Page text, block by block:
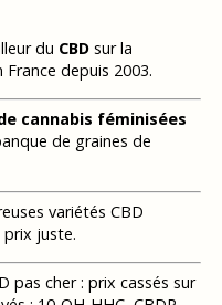
du CBDsur la
depuis 2003.
cannabis féminisées
de graines de
variétés CBD
prix juste.
pas cher : prix cassés sur